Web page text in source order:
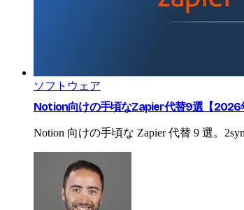
ソフトウェア
Notion向けの手頃なZapier代替9選【2026
Notion 向けの手頃な Zapier 代替 9 選。